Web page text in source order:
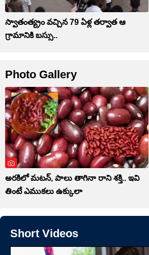
స్వాతంత్య్రం వచ్చిన 79 ఏళ్ల తర్వాత ఆ
గ్రామానికి బస్సు..
Photo Gallery
అరకిలో మటన్, పాలు తాగినా రాని శక్తి.. ఇవి
తింటే ఎముకలు ఉక్కులా
Short Videos